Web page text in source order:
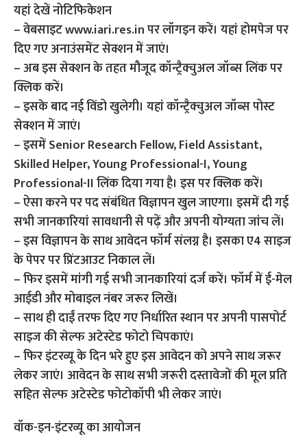
यहां देखें नोटिफिकेशन
– वेबसाइट www.iari.res.in पर लॉगइन करें। यहां होमपेज पर
दिए गए अनाउंसमेंट सेक्शन में जाएं।
– अब इस सेक्शन के तहत मौजूद कॉन्ट्रैक्चुअल जॉब्स लिंक पर
क्लिक करें।
– इसके बाद नई विंडो खुलेगी। यहां कॉन्ट्रैक्चुअल जॉब्स पोस्ट
सेक्शन में जाएं।
– इसमें Senior Research Fellow, Field Assistant,
Skilled Helper, Young Professional-I, Young
Professional-II लिंक दिया गया है। इस पर क्लिक करें।
– ऐसा करने पर पद संबंधित विज्ञापन खुल जाएगा। इसमें दी गई
सभी जानकारियां सावधानी से पढ़ें और अपनी योग्यता जांच लें।
– इस विज्ञापन के साथ आवेदन फॉर्म संलग्न है। इसका ए4 साइज
के पेपर पर प्रिंटआउट निकाल लें।
– फिर इसमें मांगी गई सभी जानकारियां दर्ज करें। फॉर्म में ई-मेल
आईडी और मोबाइल नंबर जरूर लिखें।
– साथ ही दाईं तरफ दिए गए निर्धारित स्थान पर अपनी पासपोर्ट
साइज की सेल्फ अटेस्टेड फोटो चिपकाएं।
– फिर इंटरव्यू के दिन भरे हुए इस आवेदन को अपने साथ जरूर
लेकर जाएं। आवेदन के साथ सभी जरूरी दस्तावेजों की मूल प्रति
सहित सेल्फ अटेस्टेड फोटोकॉपी भी लेकर जाएं।
वॉक-इन-इंटरव्यू का आयोजन